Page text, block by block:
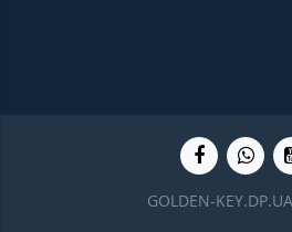
GOLDEN-